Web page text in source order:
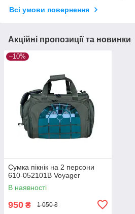
Всі умови повернення
Акційні пропозиції та новинки
–10%
Сумка пікнік на 2 персони
610-052101B Voyager
В наявності
950 ₴ 1 050 ₴